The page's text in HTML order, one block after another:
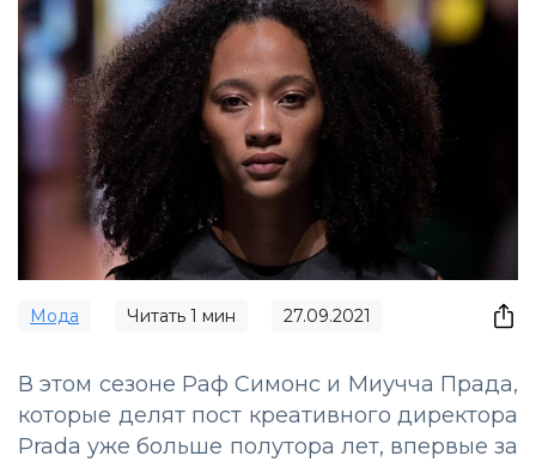
Мода Читать 1 мин 27.09.2021
В этом сезоне Раф Симонс и Миучча Прада,
которые делят пост креативного директора
Prada уже больше полутора лет, впервые за